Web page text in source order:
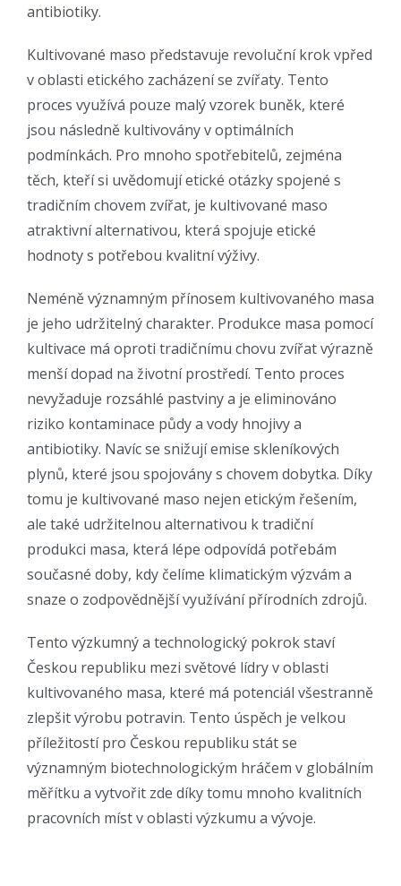
antibiotiky.
Kultivované maso představuje revoluční krok vpřed
v oblasti etického zacházení se zvířaty. Tento
proces využívá pouze malý vzorek buněk, které
jsou následně kultivovány v optimálních
podmínkách. Pro mnoho spotřebitelů, zejména
těch, kteří si uvědomují etické otázky spojené s
tradičním chovem zvířat, je kultivované maso
atraktivní alternativou, která spojuje etické
hodnoty s potřebou kvalitní výživy.
Neméně významným přínosem kultivovaného masa
je jeho udržitelný charakter. Produkce masa pomocí
kultivace má oproti tradičnímu chovu zvířat výrazně
menší dopad na životní prostředí. Tento proces
nevyžaduje rozsáhlé pastviny a je eliminováno
riziko kontaminace půdy a vody hnojivy a
antibiotiky. Navíc se snižují emise skleníkových
plynů, které jsou spojovány s chovem dobytka. Díky
tomu je kultivované maso nejen etickým řešením,
ale také udržitelnou alternativou k tradiční
produkci masa, která lépe odpovídá potřebám
současné doby, kdy čelíme klimatickým výzvám a
snaze o zodpovědnější využívání přírodních zdrojů.
Tento výzkumný a technologický pokrok staví
Českou republiku mezi světové lídry v oblasti
kultivovaného masa, které má potenciál všestranně
zlepšit výrobu potravin. Tento úspěch je velkou
příležitostí pro Českou republiku stát se
významným biotechnologickým hráčem v globálním
měřítku a vytvořit zde díky tomu mnoho kvalitních
pracovních míst v oblasti výzkumu a vývoje.